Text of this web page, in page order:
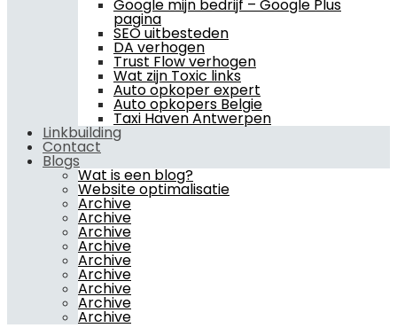
Google mijn bedrijf – Google Plus
pagina
SEO uitbesteden
DA verhogen
Trust Flow verhogen
Wat zijn Toxic links
Auto opkoper expert
Auto opkopers Belgie
Taxi Haven Antwerpen
Linkbuilding
Contact
Blogs
Wat is een blog?
Website optimalisatie
Archive
Archive
Archive
Archive
Archive
Archive
Archive
Archive
Archive